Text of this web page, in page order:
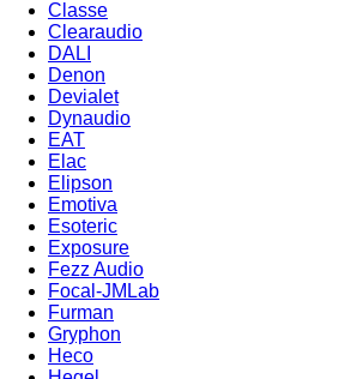
Classe
Clearaudio
DALI
Denon
Devialet
Dynaudio
EAT
Elac
Elipson
Emotiva
Esoteric
Exposure
Fezz Audio
Focal-JMLab
Furman
Gryphon
Heco